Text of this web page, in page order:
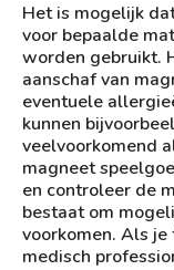
Het is mogelijk
voor bepaalde
worden gebruikt.
aanschaf van
eventuele
kunnen
veelvoorkomend
magneet
en controleer de
bestaat om
voorkomen. Als
medisch